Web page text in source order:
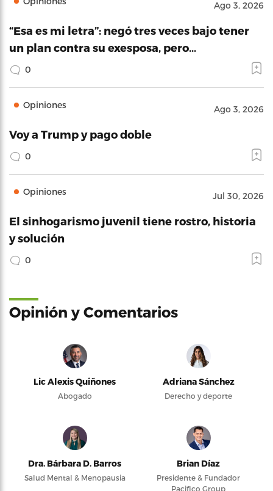
Ago 3, 2026
“Esa es mi letra”: negó tres veces bajo tener
un plan contra su exesposa, pero…
0
Opiniones Ago 3, 2026
Voy a Trump y pago doble
0
Opiniones Jul 30, 2026
El sinhogarismo juvenil tiene rostro, historia
y solución
0
Opinión y Comentarios
Lic Alexis Quiñones
Abogado
Adriana Sánchez
Derecho y deporte
Dra. Bárbara D. Barros
Salud Mental & Menopausia
Brian Díaz
Presidente & Fundador
Pacifico Group